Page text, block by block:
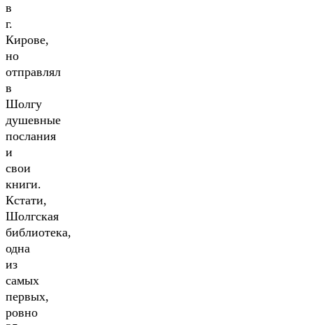
в
г.
Кирове,
но
отправлял
в
Шолгу
душевные
послания
и
свои
книги.
Кстати,
Шолгская
библиотека,
одна
из
самых
первых,
ровно